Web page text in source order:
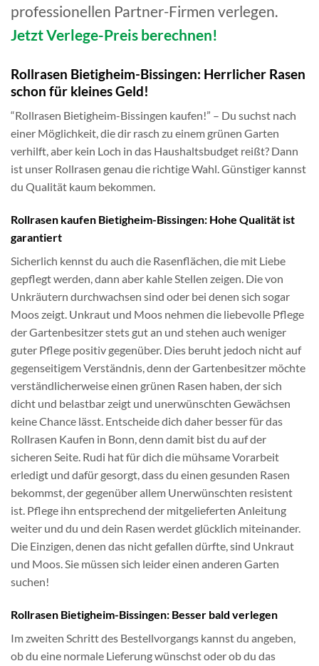
professionellen Partner-Firmen verlegen.
Jetzt Verlege-Preis berechnen!
Rollrasen Bietigheim-Bissingen: Herrlicher Rasen
schon für kleines Geld!
“Rollrasen Bietigheim-Bissingen kaufen!” – Du suchst nach
einer Möglichkeit, die dir rasch zu einem grünen Garten
verhilft, aber kein Loch in das Haushaltsbudget reißt? Dann
ist unser Rollrasen genau die richtige Wahl. Günstiger kannst
du Qualität kaum bekommen.
Rollrasen kaufen Bietigheim-Bissingen: Hohe Qualität ist
garantiert
Sicherlich kennst du auch die Rasenflächen, die mit Liebe
gepflegt werden, dann aber kahle Stellen zeigen. Die von
Unkräutern durchwachsen sind oder bei denen sich sogar
Moos zeigt. Unkraut und Moos nehmen die liebevolle Pflege
der Gartenbesitzer stets gut an und stehen auch weniger
guter Pflege positiv gegenüber. Dies beruht jedoch nicht auf
gegenseitigem Verständnis, denn der Gartenbesitzer möchte
verständlicherweise einen grünen Rasen haben, der sich
dicht und belastbar zeigt und unerwünschten Gewächsen
keine Chance lässt. Entscheide dich daher besser für das
Rollrasen Kaufen in Bonn, denn damit bist du auf der
sicheren Seite. Rudi hat für dich die mühsame Vorarbeit
erledigt und dafür gesorgt, dass du einen gesunden Rasen
bekommst, der gegenüber allem Unerwünschten resistent
ist. Pflege ihn entsprechend der mitgelieferten Anleitung
weiter und du und dein Rasen werdet glücklich miteinander.
Die Einzigen, denen das nicht gefallen dürfte, sind Unkraut
und Moos. Sie müssen sich leider einen anderen Garten
suchen!
Rollrasen Bietigheim-Bissingen: Besser bald verlegen
Im zweiten Schritt des Bestellvorgangs kannst du angeben,
ob du eine normale Lieferung wünschst oder ob du das